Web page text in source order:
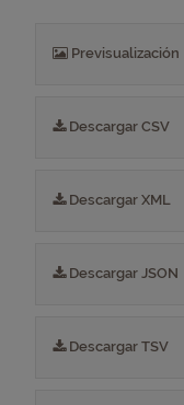
Previsualización
Descargar CSV
Descargar XML
Descargar JSON
Descargar TSV